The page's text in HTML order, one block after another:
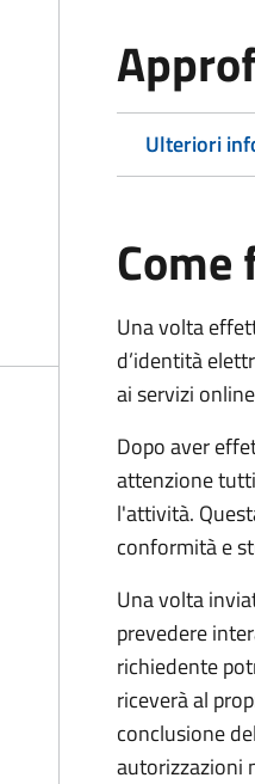
Ulteriori
Come
Una volta
d’identità
ai servizi
Dopo aver
attenzione
l'attività.
conformità e
Una volta
prevedere
richiedente
riceverà al
conclusione
autorizzazioni